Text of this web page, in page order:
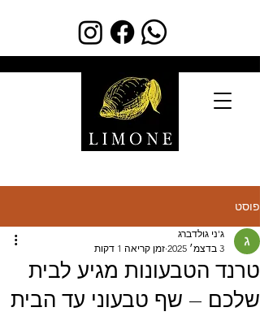
פוסט
טרנד הטבעונות מגיע לבית
שלכם – שף טבעוני עד הבית
ג'ני גולדברג
3 בדצמ׳ 2025
זמן קריאה 1 דקות